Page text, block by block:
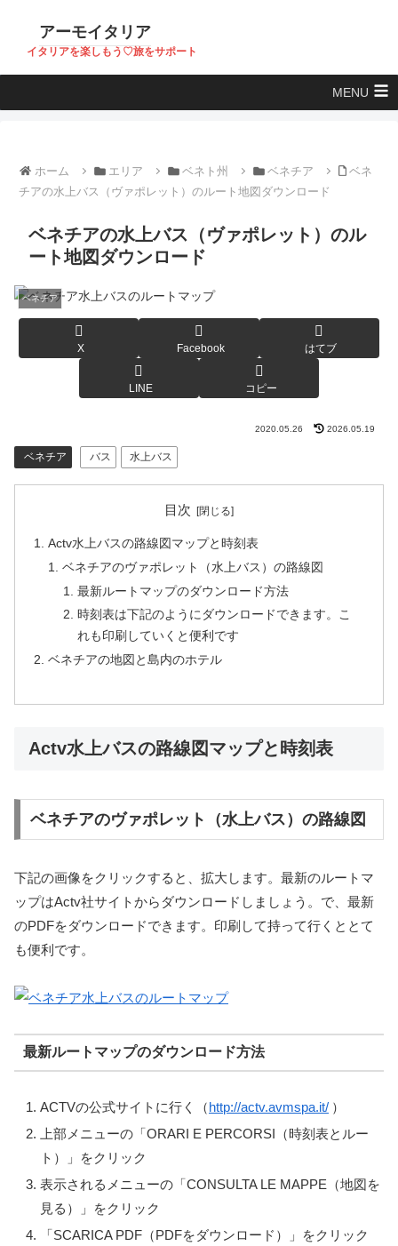
アーモイタリア
イタリアを楽しもう♡旅をサポート
MENU
ホーム エリア ベネト州 ベネチア
ベネ
チアの水上バス（ヴァポレット）のルート地図ダウンロード
ベネチアの水上バス（ヴァポレット）のル
ート地図ダウンロード
ベネチア
X Facebook はてブ
LINE コピー
2020.05.26 2026.05.19
ベネチア バス 水上バス
目次
Actv水上バスの路線図マップと時刻表
ベネチアのヴァポレット（水上バス）の路線図
最新ルートマップのダウンロード方法
時刻表は下記のようにダウンロードできます。こ
れも印刷していくと便利です
ベネチアの地図と島内のホテル
Actv水上バスの路線図マップと時刻表
ベネチアのヴァポレット（水上バス）の路線図
下記の画像をクリックすると、拡大します。最新のルートマ
ップはActv社サイトからダウンロードしましょう。で、最新
のPDFをダウンロードできます。印刷して持って行くととて
も便利です。
最新ルートマップのダウンロード方法
ACTVの公式サイトに行く（http://actv.avmspa.it/ ）
上部メニューの「ORARI E PERCORSI（時刻表とルー
ト）」をクリック
表示されるメニューの「CONSULTA LE MAPPE（地図を
見る）」をクリック
「SCARICA PDF（PDFをダウンロード）」をクリック